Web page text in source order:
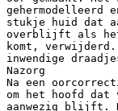
gehermodelleerd
stukje huid dat
overblijft als het
komt, verwijderd.
inwendige
Nazorg
Na een
om het hoofd
aanwezig blijft.